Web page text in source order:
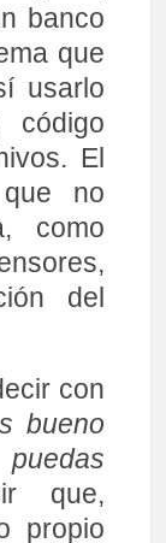
banco
que
usarlo
código
El
no
como
del
con
bueno
que,
propio